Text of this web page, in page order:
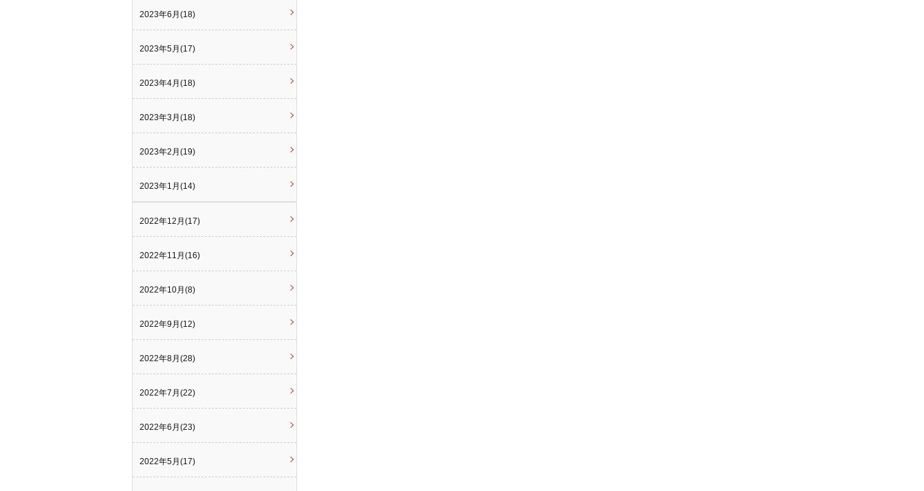
2023年6月(18)
2023年5月(17)
2023年4月(18)
2023年3月(18)
2023年2月(19)
2023年1月(14)
2022年12月(17)
2022年11月(16)
2022年10月(8)
2022年9月(12)
2022年8月(28)
2022年7月(22)
2022年6月(23)
2022年5月(17)